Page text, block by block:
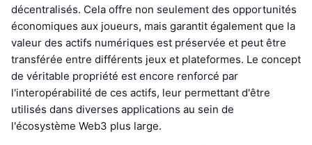
décentralisés. Cela offre non seulement des opportunités
économiques aux joueurs, mais garantit également que la
valeur des actifs numériques est préservée et peut être
transférée entre différents jeux et plateformes. Le concept
de véritable propriété est encore renforcé par
l'interopérabilité de ces actifs, leur permettant d'être
utilisés dans diverses applications au sein de
l'écosystème Web3 plus large.